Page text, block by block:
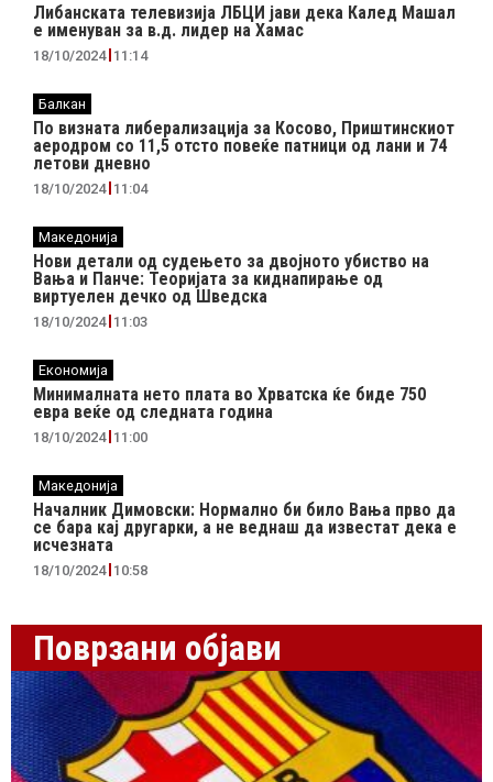
Либанската телевизија ЛБЦИ јави дека Калед Машал
е именуван за в.д. лидер на Хамас
18/10/2024 11:14
Балкан
По визната либерализација за Косово, Приштинскиот
аеродром со 11,5 отсто повеќе патници од лани и 74
летови дневно
18/10/2024 11:04
Македонија
Нови детали од судењето за двојното убиство на
Вања и Панче: Теоријата за киднапирање од
виртуелен дечко од Шведска
18/10/2024 11:03
Економија
Минималната нето плата во Хрватска ќе биде 750
евра веќе од следната година
18/10/2024 11:00
Македонија
Началник Димовски: Нормално би било Вања прво да
се бара кај другарки, а не веднаш да известат дека е
исчезната
18/10/2024 10:58
Поврзани објави